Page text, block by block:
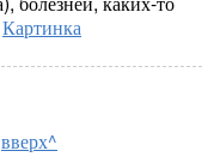
Картинка
вверх^